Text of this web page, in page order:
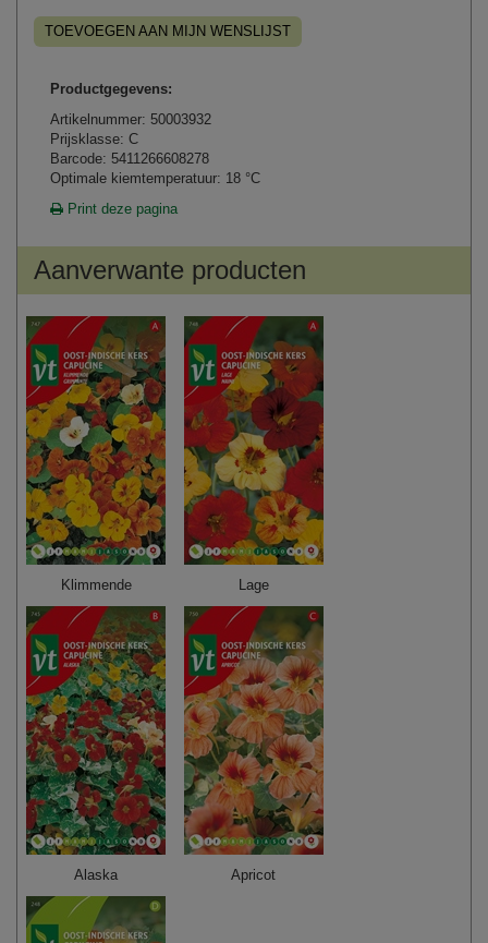
TOEVOEGEN AAN MIJN WENSLIJST
Productgegevens:
Artikelnummer: 50003932
Prijsklasse: C
Barcode: 5411266608278
Optimale kiemtemperatuur: 18 °C
Print deze pagina
Aanverwante producten
Klimmende Lage
Alaska Apricot